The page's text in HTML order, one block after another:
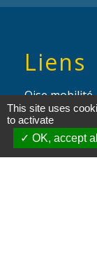
Liens
Oise mobilité
Service Public
Agence
This site uses
to activate
OK, accept all